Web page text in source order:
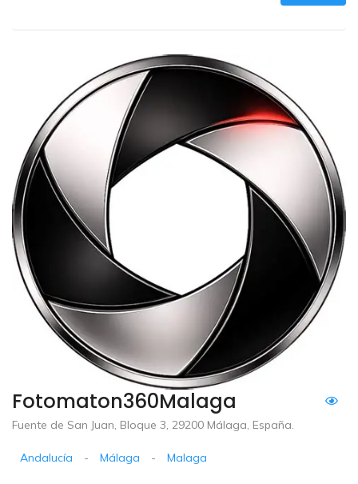
Fotomaton360Malaga
Fuente de San Juan, Bloque 3, 29200 Málaga, España.
Andalucía - Málaga - Malaga